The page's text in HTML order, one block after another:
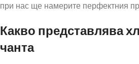
при нас ще намерите перфектния
Какво представлява
чанта